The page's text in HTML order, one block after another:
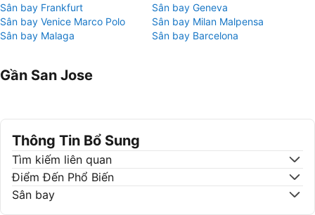
Sân bay Frankfurt
Sân bay Geneva
Sân bay Venice Marco Polo
Sân bay Milan Malpensa
Sân bay Malaga
Sân bay Barcelona
Gần San Jose
Thông Tin Bổ Sung
Tìm kiếm liên quan
Điểm Đến Phổ Biến
Sân bay